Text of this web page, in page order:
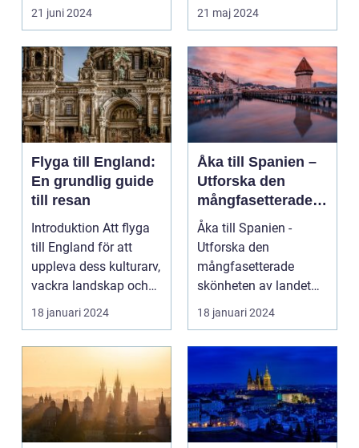
påträffar besökaren en
pärla sälla...
21 juni 2024
sandstranden, l...
21 maj 2024
Flyga till England:
En grundlig guide
till resan
Introduktion Att flyga
till England för att
uppleva dess kulturarv,
vackra landskap och
pulserande s...
18 januari 2024
Åka till Spanien –
Utforska den
mångfasetterade
skönheten av
landet
Åka till Spanien -
Utforska den
mångfasetterade
skönheten av landet
Spanien, ett land som
inte bar...
18 januari 2024